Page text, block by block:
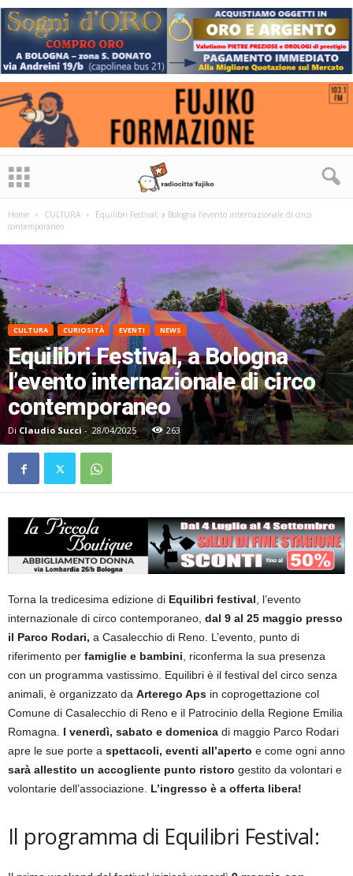
Home CULTURA
Equilibri Festival, a Bologna l’evento internazionale di circo
contemporaneo
CULTURA CURIOSITÀ EVENTI NEWS
Equilibri Festival, a Bologna
l’evento internazionale di circo
contemporaneo
Di Claudio Succi - 28/04/2025 263
Torna la tredicesima edizione di Equilibri festival, l’evento
internazionale di circo contemporaneo, dal 9 al 25 maggio presso
il Parco Rodari, a Casalecchio di Reno. L’evento, punto di
riferimento per famiglie e bambini, riconferma la sua presenza
con un programma vastissimo. Equilibri è il festival del circo senza
animali, è organizzato da Arterego Aps in coprogettazione col
Comune di Casalecchio di Reno e il Patrocinio della Regione Emilia
Romagna. I venerdì, sabato e domenica di maggio Parco Rodari
apre le sue porte a spettacoli, eventi all’aperto e come ogni anno
sarà allestito un accogliente punto ristoro gestito da volontari e
volontarie dell’associazione. L’ingresso è a offerta libera!
Il programma di Equilibri Festival: